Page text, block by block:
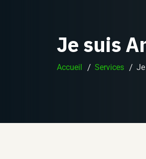
Je suis
Accueil Services